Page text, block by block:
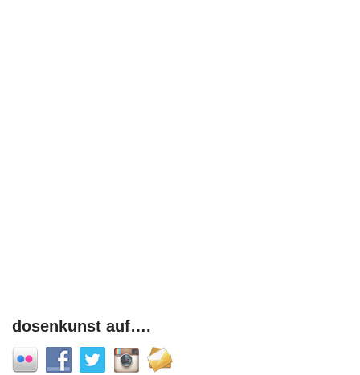
dosenkunst auf….